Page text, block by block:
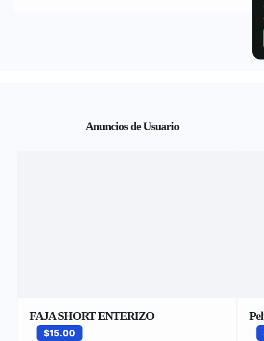
Anuncios de Usuario
FAJA SHORT ENTERIZO
$15.00